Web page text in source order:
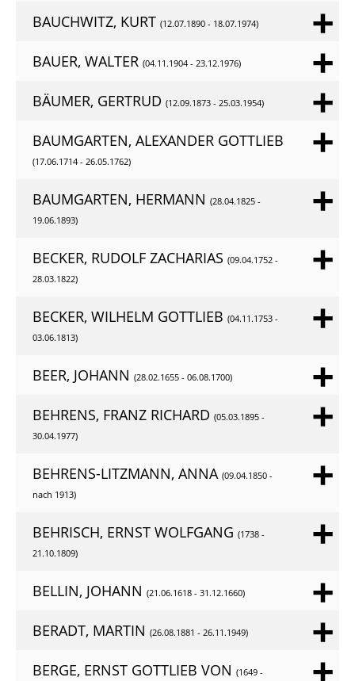
BAUCHWITZ, KURT (12.07.1890 - 18.07.1974)
BAUER, WALTER (04.11.1904 - 23.12.1976)
BÄUMER, GERTRUD (12.09.1873 - 25.03.1954)
BAUMGARTEN, ALEXANDER GOTTLIEB
(17.06.1714 - 26.05.1762)
BAUMGARTEN, HERMANN (28.04.1825 -
19.06.1893)
BECKER, RUDOLF ZACHARIAS (09.04.1752 -
28.03.1822)
BECKER, WILHELM GOTTLIEB (04.11.1753 -
03.06.1813)
BEER, JOHANN (28.02.1655 - 06.08.1700)
BEHRENS, FRANZ RICHARD (05.03.1895 -
30.04.1977)
BEHRENS-LITZMANN, ANNA (09.04.1850 -
nach 1913)
BEHRISCH, ERNST WOLFGANG (1738 -
21.10.1809)
BELLIN, JOHANN (21.06.1618 - 31.12.1660)
BERADT, MARTIN (26.08.1881 - 26.11.1949)
BERGE, ERNST GOTTLIEB VON (1649 -